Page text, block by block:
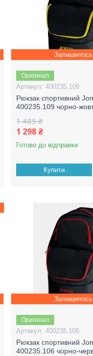
Залишилось
Оригинал
400235.109
Рюкзак спортивний
400235.109 чорно-
1 485 ₴
1 298 ₴
Готово до відправки
Купити
Залишилось
Оригинал
400235.106
Рюкзак спортивний
400235.106 чорно-